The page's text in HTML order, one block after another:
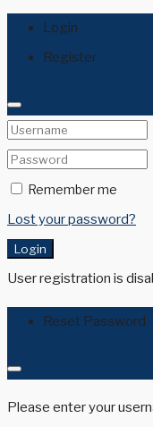
Login
Register
Remember me
Lost your password?
Login
User registration is
Reset Password
Please enter your